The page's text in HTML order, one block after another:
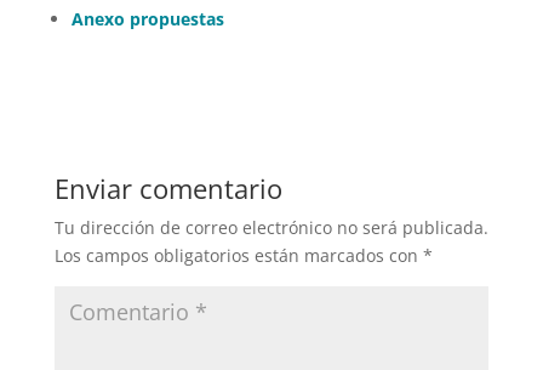
Anexo propuestas
Enviar comentario
Tu dirección de correo electrónico no será publicada.
Los campos obligatorios están marcados con *